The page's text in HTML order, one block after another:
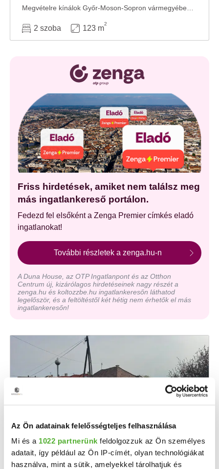
Az Ön adatainak felelősségteljes felhasználása
Mi és a 1022 partnerünk feldolgozzuk az Ön személyes
adatait, így például az Ön IP-címét, olyan technológiákat
használva, mint a sütik, amelyekkel tárolhatjuk és
2 szoba 123 m
2
Friss hirdetések, amiket nem találsz meg
más ingatlankereső portálon.
Fedezd fel elsőként a Zenga Premier címkés eladó
ingatlanokat!
További részletek a zenga.hu-n
A Duna House, az OTP Ingatlanpont és az Otthon
Centrum új, kizárólagos hirdetéseinek nagy részét a
zenga.hu és koltozzbe.hu ingatlankeresőn láthatod
legelőször, és a feltöltéstől két hétig nem érhetők el más
ingatlankeresőn!
8.254 M Ft 82 536 Ft/m 2
Rábakecöl - Eladó családi ház